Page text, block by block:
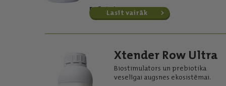
Ražotājs:KIMITEC
Lasīt vairāk
Xtender Row Ultra
Biostimulators un prebiotika
veselīgai augsnes ekosistēmai.